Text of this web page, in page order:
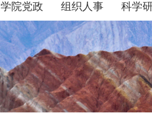
学院党政
通知公告
学院发文
党委会议纪要
党政联席会议纪要
组织人事
通知公告
博士后管理
人才招聘
年度考核
科学
国家
科研
通知
科研